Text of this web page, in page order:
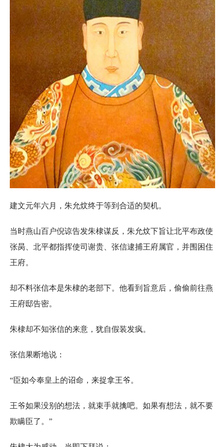
建文元年六月，朱允炆终于等到合适的契机。
当时燕山百户倪谅告发朱棣谋反，朱允炆下旨让北平布政使
张昺、北平都指挥使司谢贵、张信逮捕王府属官，并围困住
王府。
却不料张信本是朱棣的老部下。他看到旨意后，偷偷前往燕
王府邸告密。
朱棣却不知张信的来意，犹自假装发疯。
张信果断地说：
“臣如今奉皇上的诏命，来捉拿王爷。
王爷如果没别的想法，就束手就擒吧。如果有想法，就不要
欺瞒臣了。”